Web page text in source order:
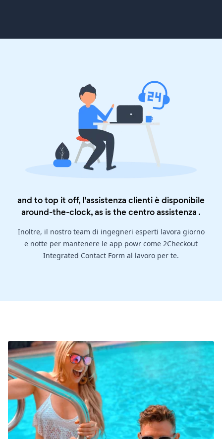
and to top it off, l'assistenza clienti è disponibile
around-the-clock, as is thecentro assistenza .
Inoltre, il nostro team di ingegneri esperti lavora giorno
e notte per mantenere le app powr come 2Checkout
Integrated Contact Form al lavoro per te.